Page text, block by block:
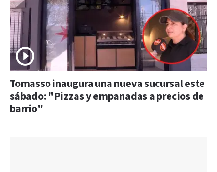
Tomasso inaugura una nueva sucursal este
sábado: "Pizzas y empanadas a precios de
barrio"